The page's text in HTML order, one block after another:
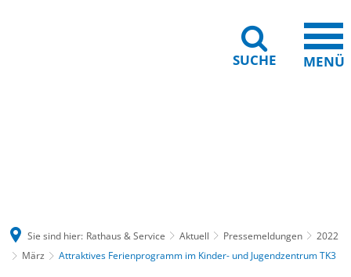
SUCHE MENÜ
Sie sind hier: Rathaus & Service Aktuell Pressemeldungen
2022
März
Attraktives Ferienprogramm im Kinder- und Jugendzentrum TK3